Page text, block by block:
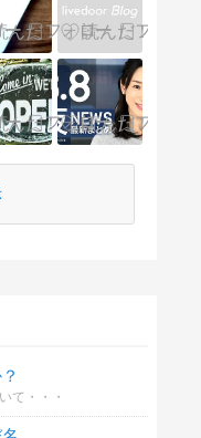
て・・・